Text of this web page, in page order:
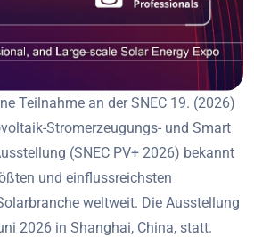
Teilnahme an der SNEC 19. (2026)
Stromerzeugungs- und Smart
(SNEC PV+ 2026) bekannt
und einflussreichsten
weltweit. Die Ausstellung
2026 in Shanghai, China, statt.